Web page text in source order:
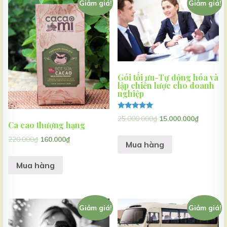
Giảm giá!
Ca cao thượng hạng
220.000₫ 160.000₫
Mua hàng
Giảm giá!
Gói tối ưu-Tự động hóa và
lập chiến lược cho doanh
nghiệp
Được xếp
hạng
25.000.000₫ 15.000.000₫
Mua hàng
Giảm giá! Giảm giá!